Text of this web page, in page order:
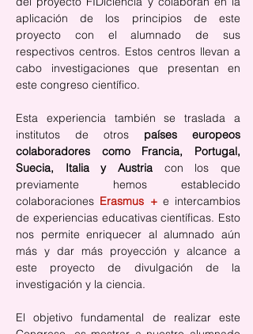
aplicación de los principios de este
proyecto con el alumnado de sus
respectivos centros. Estos centros llevan a
cabo investigaciones que presentan en
este congreso científico.
Esta experiencia también se traslada a
institutos de otros países europeos
colaboradores como Francia, Portugal,
Suecia, Italia y Austria con los que
previamente hemos establecido
colaboraciones Erasmus + e intercambios
de experiencias educativas científicas. Esto
nos permite enriquecer al alumnado aún
más y dar más proyección y alcance a
este
proyecto de divulgación de la
investigación y la ciencia.
El objetivo fundamental de realizar este